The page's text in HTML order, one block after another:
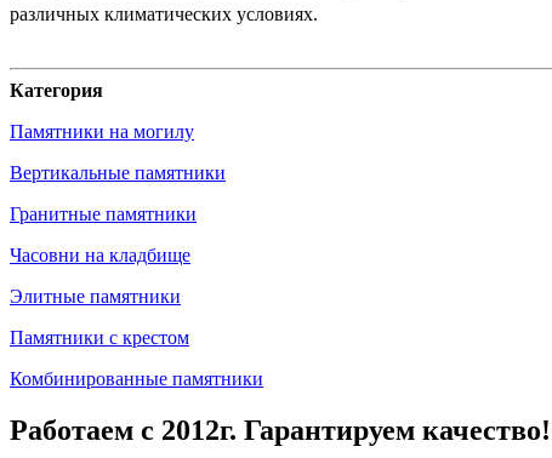
различных климатических условиях.
Категория
Памятники на могилу
Вертикальные памятники
Гранитные памятники
Часовни на кладбище
Элитные памятники
Памятники с крестом
Комбинированные памятники
Работаем с 2012г. Гарантируем качество!